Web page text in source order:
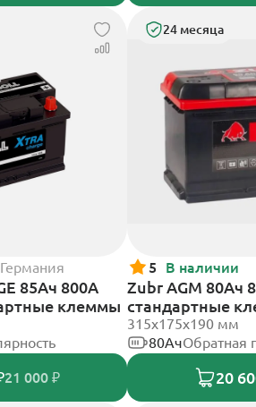
Германия
85Ач 800А
клеммы
21 000 ₽
24 месяца
5 В наличии
Zubr AGM 80Ач
стандартные
315x175x190 мм
80АчОбратная
20